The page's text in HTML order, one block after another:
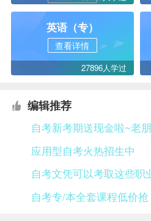
英语（专）
查看详情
27896人学过
编辑推荐
自考新考期送现金啦~老
应用型自考火热招生中
自考文凭可以考取这些职
自考专/本全套课程低价